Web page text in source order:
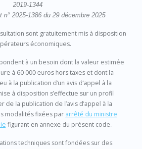
2019-1344
n° 2025-1386 du 29 décembre 2025
sont gratuitement mis à disposition
économiques.
à un besoin dont la valeur estimée
à 60 000 euros hors taxes et dont la
à la publication d’un avis d’appel à la
à disposition s’effectue sur un profil
de la publication de l’avis d’appel à la
modalités fixées par arrêté du ministre
figurant en annexe du présent code.
techniques sont fondées sur des